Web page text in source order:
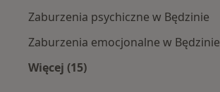
Zaburzenia psychiczne w Będzinie
Zaburzenia emocjonalne w Będzinie
Więcej (15)